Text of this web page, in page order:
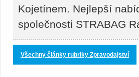
Kojetínem. Nejlepší
společnosti STRABAG
Všechny články rubriky Zpravodajství